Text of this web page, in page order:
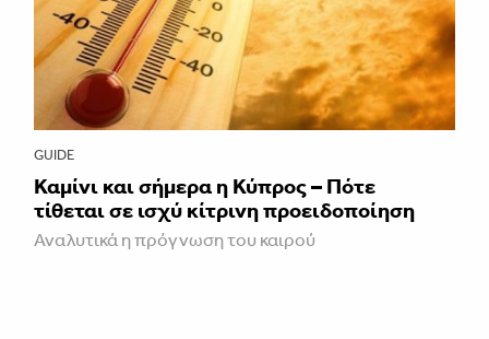
GUIDE
Καμίνι και σήμερα η Κύπρος – Πότε
τίθεται σε ισχύ κίτρινη προειδοποίηση
Αναλυτικά η πρόγνωση του καιρού